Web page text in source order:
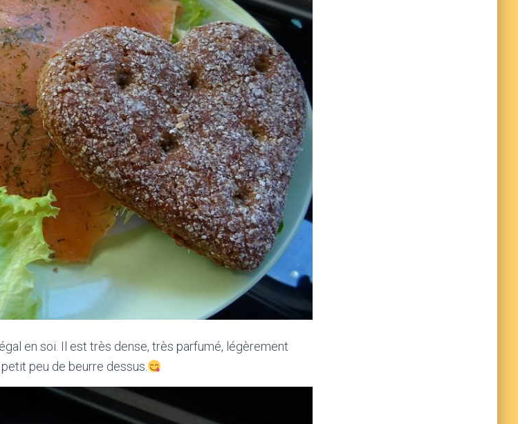
en soi. Il est très dense, très parfumé, légèrement
peu de beurre dessus.